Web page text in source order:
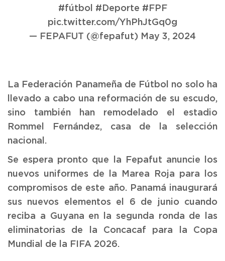
#fútbol
#Deporte #FPF
pic.twitter.com/YhPhJtGq0g
— FEPAFUT (@fepafut) May 3, 2024
La Federación Panameña de Fútbol no solo ha
llevado a cabo una reformación de su escudo,
sino también han remodelado el estadio
Rommel Fernández, casa de la selección
nacional.
Se espera pronto que la Fepafut anuncie los
nuevos uniformes de la Marea Roja para los
compromisos de este año. Panamá inaugurará
sus nuevos elementos el 6 de junio cuando
reciba a Guyana en la segunda ronda de las
eliminatorias de la Concacaf para la Copa
Mundial de la FIFA 2026.